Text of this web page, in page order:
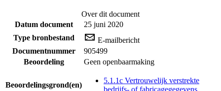
Over dit document
Datum document
25 juni 2020
Type bronbestand
E-mailbericht
Documentnummer
905499
Beoordeling
Geen openbaarmaking
Beoordelingsgrond(en)
5.1.1c Vertrouwelijk verstrekte
bedrijfs- of fabricagegegevens